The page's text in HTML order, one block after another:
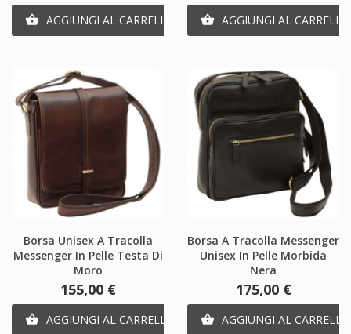
 AGGIUNGI AL CARRELLO  AGGIUNGI AL CARRELLO
Borsa Unisex A Tracolla
Messenger In Pelle Testa Di
Moro
Prezzo
155,00 €
 AGGIUNGI AL CARRELLO
Borsa A Tracolla Messenger
Unisex In Pelle Morbida
Nera
Prezzo
175,00 €
 AGGIUNGI AL CARRELLO